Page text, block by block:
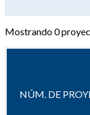
Mostrando0
NÚM. DE